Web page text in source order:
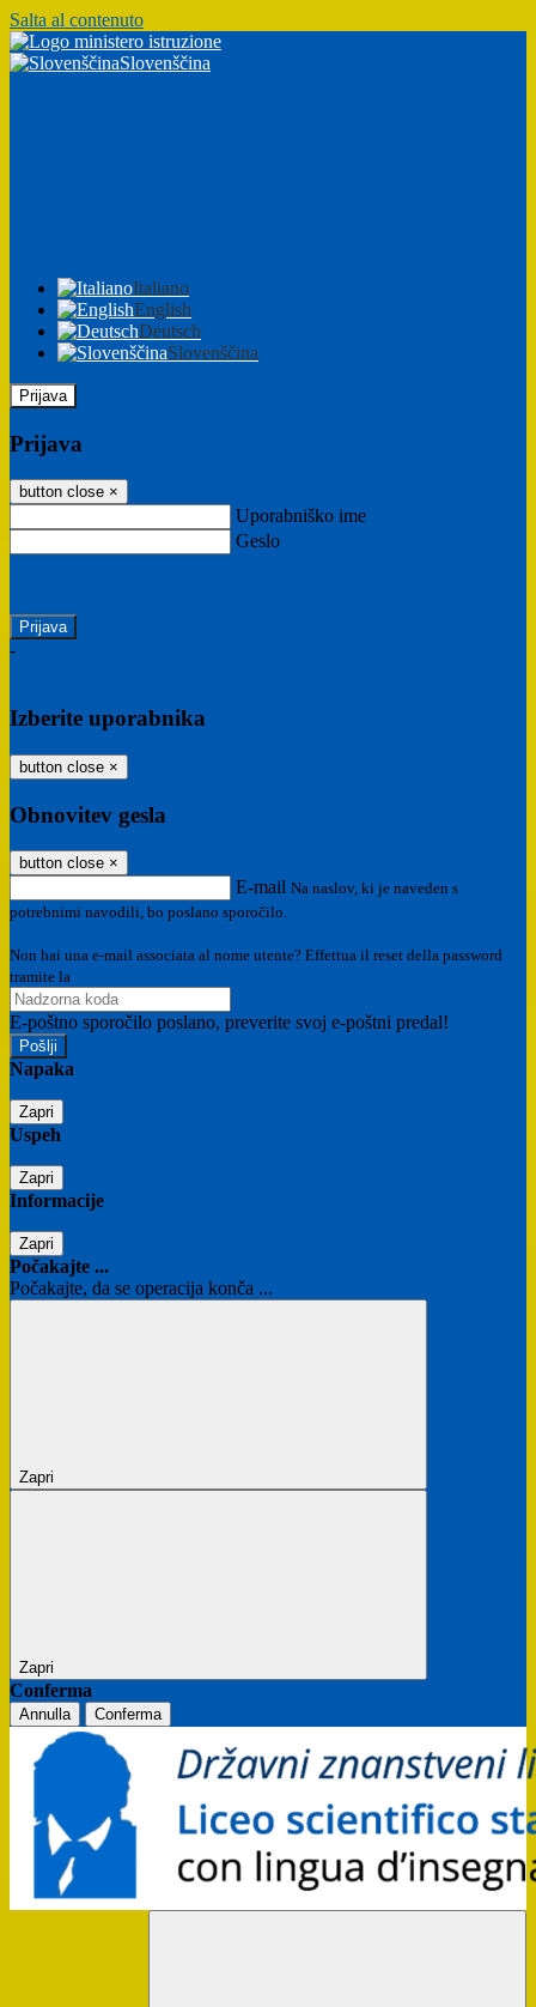
Salta al contenuto
Slovenščina
Italiano
English
Deutsch
Slovenščina
Prijava
Prijava
button close ×
Uporabniško ime
Geslo
-
Izberite uporabnika
button close ×
Obnovitev gesla
button close ×
E-mail Na naslov, ki je naveden s
potrebnimi navodili, bo poslano sporočilo.
Non hai una e-mail associata al nome utente? Effettua il reset della password
tramite la
E-poštno sporočilo poslano, preverite svoj e-poštni predal!
Napaka
Zapri
Uspeh
Zapri
Informacije
Zapri
Počakajte ...
Počakajte, da se operacija konča ...
Zapri
Zapri
Conferma
Annulla Conferma